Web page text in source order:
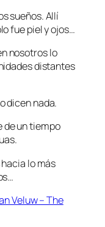
sueños. Allí
fue piel y ojos…
nosotros lo
distantes
dicen nada.
de un tiempo
lo más
Veluw – The